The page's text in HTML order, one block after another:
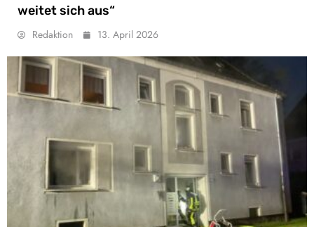
weitet sich aus“
Redaktion 13. April 2026